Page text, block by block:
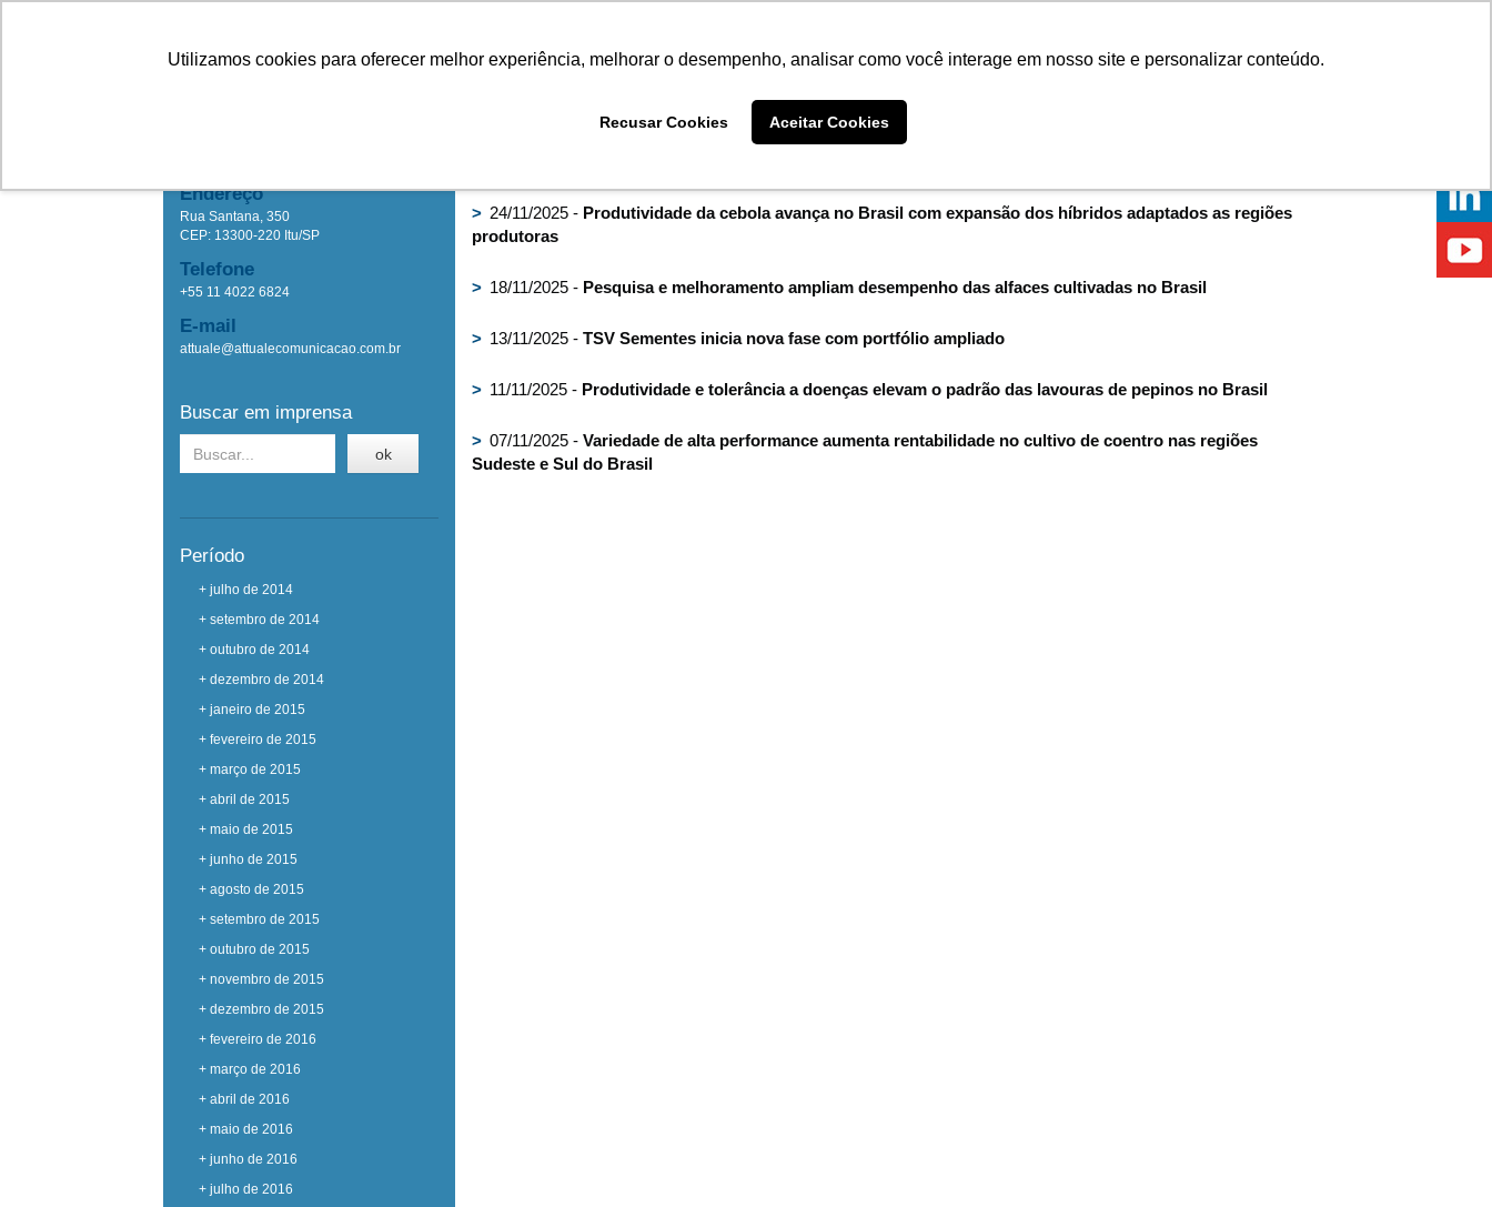
Utilizamos cookies para oferecer melhor experiência, melhorar o desempenho, analisar como você interage em nosso site e personalizar conteúdo.
Recusar Cookies Aceitar Cookies
Endereço
Rua Santana, 350
CEP: 13300-220 Itu/SP
Telefone
+55 11 4022 6824
E-mail
attuale@attualecomunicacao.com.br
Buscar em imprensa
ok
Período
+ julho de 2014
+ setembro de 2014
+ outubro de 2014
+ dezembro de 2014
+ janeiro de 2015
+ fevereiro de 2015
+ março de 2015
+ abril de 2015
+ maio de 2015
+ junho de 2015
+ agosto de 2015
+ setembro de 2015
+ outubro de 2015
+ novembro de 2015
+ dezembro de 2015
+ fevereiro de 2016
+ março de 2016
+ abril de 2016
+ maio de 2016
+ junho de 2016
+ julho de 2016
> 24/11/2025 - Produtividade da cebola avança no Brasil com expansão dos híbridos adaptados as regiões
produtoras
> 18/11/2025 - Pesquisa e melhoramento ampliam desempenho das alfaces cultivadas no Brasil
> 13/11/2025 - TSV Sementes inicia nova fase com portfólio ampliado
> 11/11/2025 - Produtividade e tolerância a doenças elevam o padrão das lavouras de pepinos no Brasil
> 07/11/2025 - Variedade de alta performance aumenta rentabilidade no cultivo de coentro nas regiões
Sudeste e Sul do Brasil